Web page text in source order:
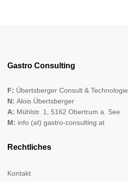
Gastro Consulting
F: Übertsberger Consult & Technologie
N: Alois Übertsberger
A: Mühlstr. 1, 5162 Obertrum a. See
M: info (at) gastro-consulting.at
Rechtliches
Kontakt